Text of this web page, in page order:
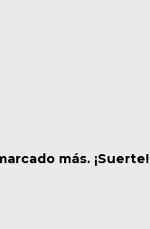
más. ¡Suerte!